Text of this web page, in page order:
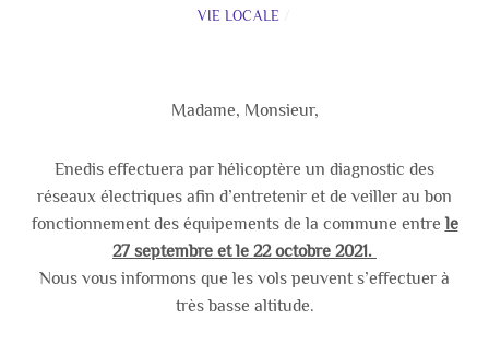
VIE LOCALE
Madame, Monsieur,
Enedis effectuera par hélicoptère un diagnostic des
réseaux électriques afin d’entretenir et de veiller au bon
fonctionnement des équipements de la commune entrele
27 septembre et le 22 octobre 2021.
Nous vous informons que les vols peuvent s’effectuer à
très basse altitude.